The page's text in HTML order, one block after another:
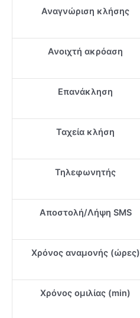
Αναγνώριση κλήσης
Ανοιχτή ακρόαση
Επανάκληση
Ταχεία κλήση
Τηλεφωνητής
Αποστολή/Λήψη SMS
Χρόνος αναμονής (ώρες)
Χρόνος ομιλίας (min)